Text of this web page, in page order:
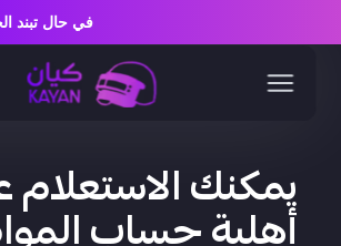
يمكنك الاستعلام
أهلية حساب
في حال